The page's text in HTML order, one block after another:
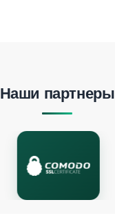
Наши партнеры